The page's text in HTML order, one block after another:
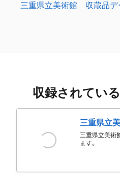
三重県立美術館 収蔵品デ
収録されてい
三重県立
三重県立美術
ます。